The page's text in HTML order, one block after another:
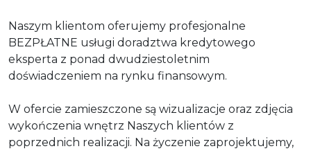
Naszym klientom oferujemy profesjonalne
BEZPŁATNE usługi doradztwa kredytowego
eksperta z ponad dwudziestoletnim
doświadczeniem na rynku finansowym.
W ofercie zamieszczone są wizualizacje oraz zdjęcia
wykończenia wnętrz Naszych klientów z
poprzednich realizacji. Na życzenie zaprojektujemy,